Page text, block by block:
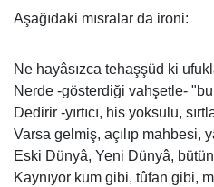
Aşağıdaki mısralar da ironi:
Ne hayâsızca tehaşşüd ki
Nerde -gösterdiği vahşetle-
Dedirir -yırtıcı, his yoksulu,
Varsa gelmiş, açılıp mahbesi,
Eski Dünyâ, Yeni Dünyâ,
Kaynıyor kum gibi, tûfan gibi,